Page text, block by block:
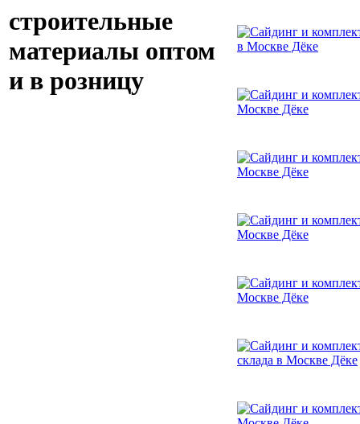
строительные
материалы оптом
и в розницу